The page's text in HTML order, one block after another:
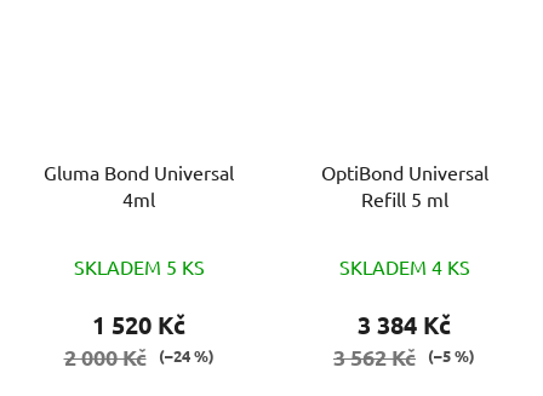
Gluma Bond Universal
4ml
SKLADEM 5 KS
1 520 Kč
2 000 Kč (–24 %)
OptiBond Universal
Refill 5 ml
hodnocení
produktu
je
SKLADEM 4 KS
3 384 Kč
3 562 Kč (–5 %)